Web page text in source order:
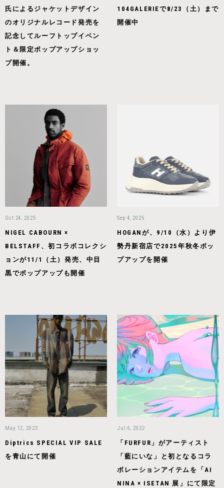
氏によるジャケットデザイン
のオリジナルレコード発売を
記念してルーフトップイベン
ト＆限定ポップアップショッ
プ開催。
104GALERIEで8/23（土）まで
開催中
Oct 24, 2025
NIGEL CABOURN ×
BELSTAFF、初コラボコレクシ
ョンが11/1（土）発売、中目
黒でポップアップも開催
Sep 4, 2025
HOGANが、9/10（水）より伊
勢丹新宿店で2025年秋冬ポッ
プアップを開催
May 12, 2023
Diptrics SPECIAL VIP SALE
を青山にて開催
Jul 6, 2022
「FURFUR」がアーティスト
「藍にいな」と初となるコラ
ボレーションアイテムを「AI
NINA × ISETAN 展」にて限定